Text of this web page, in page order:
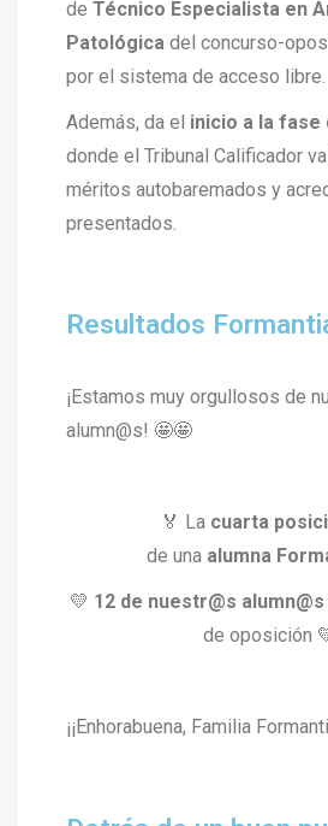
de Técnico Especialista en
Patológica del concurso-
por el sistema de acceso libre.
Además, da el inicio a la fase
donde el Tribunal Calificador
méritos autobaremados y
presentados.
Resultados
¡Estamos muy orgullosos de
alumn@s! 🤩🤩
🏅 La cuarta
de unaalumna
💛 12 de nuestr@s alumn@s
de oposición
¡¡Enhorabuena, Familia